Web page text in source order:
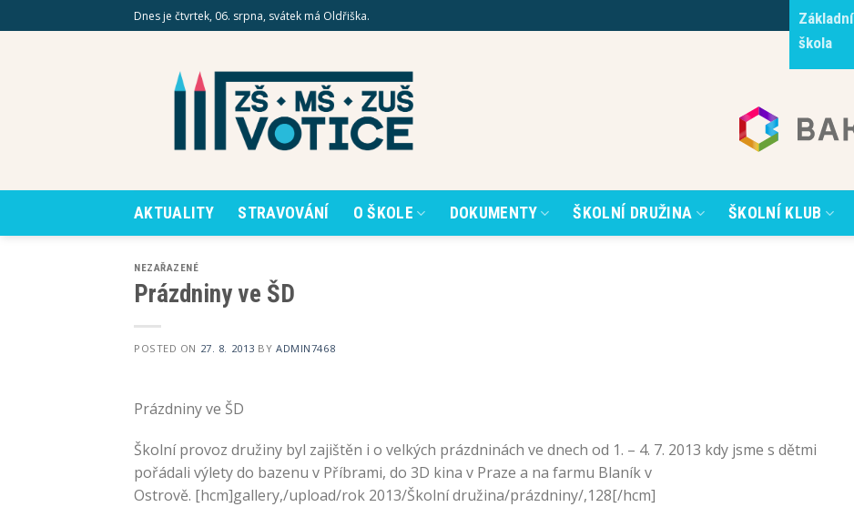
to
Dnes je čtvrtek, 06. srpna, svátek má Oldřiška.
Základní
škola
AKTUALITY STRAVOVÁNÍ O ŠKOLE DOKUMENTY ŠKOLNÍ DRUŽINA ŠKOLNÍ KLUB
NEZAŘAZENÉ
Prázdniny ve ŠD
POSTED ON 27. 8. 2013 BYADMIN7468
Prázdniny ve ŠD
Školní provoz družiny byl zajištěn i o velkých prázdninách ve dnech od 1. – 4. 7. 2013 kdy jsme s dětmi
pořádali výlety do bazenu v Příbrami, do 3D kina v Praze a na farmu Blaník v
Ostrově. [hcm]gallery,/upload/rok 2013/Školní družina/prázdniny/,128[/hcm]